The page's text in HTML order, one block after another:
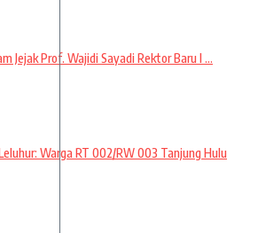
Jejak Prof. Wajidi Sayadi Rektor Baru I ...
Warga RT 002/RW 003 Tanjung Hulu